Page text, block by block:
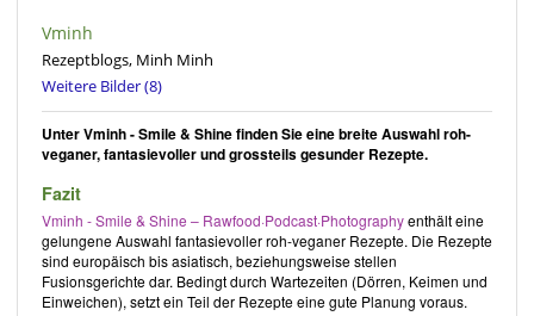
Vminh
Rezeptblogs, Minh Minh
Weitere Bilder (8)
Unter Vminh - Smile & Shine finden Sie eine breite Auswahl roh-
veganer, fantasievoller und grossteils gesunder Rezepte.
Fazit
Vminh - Smile & Shine – Rawfood·Podcast·Photographyenthält eine
gelungene Auswahl fantasievoller roh-veganer Rezepte. Die Rezepte
sind europäisch bis asiatisch, beziehungsweise stellen
Fusionsgerichte dar. Bedingt durch Wartezeiten (Dörren, Keimen und
Einweichen), setzt ein Teil der Rezepte eine gute Planung voraus.